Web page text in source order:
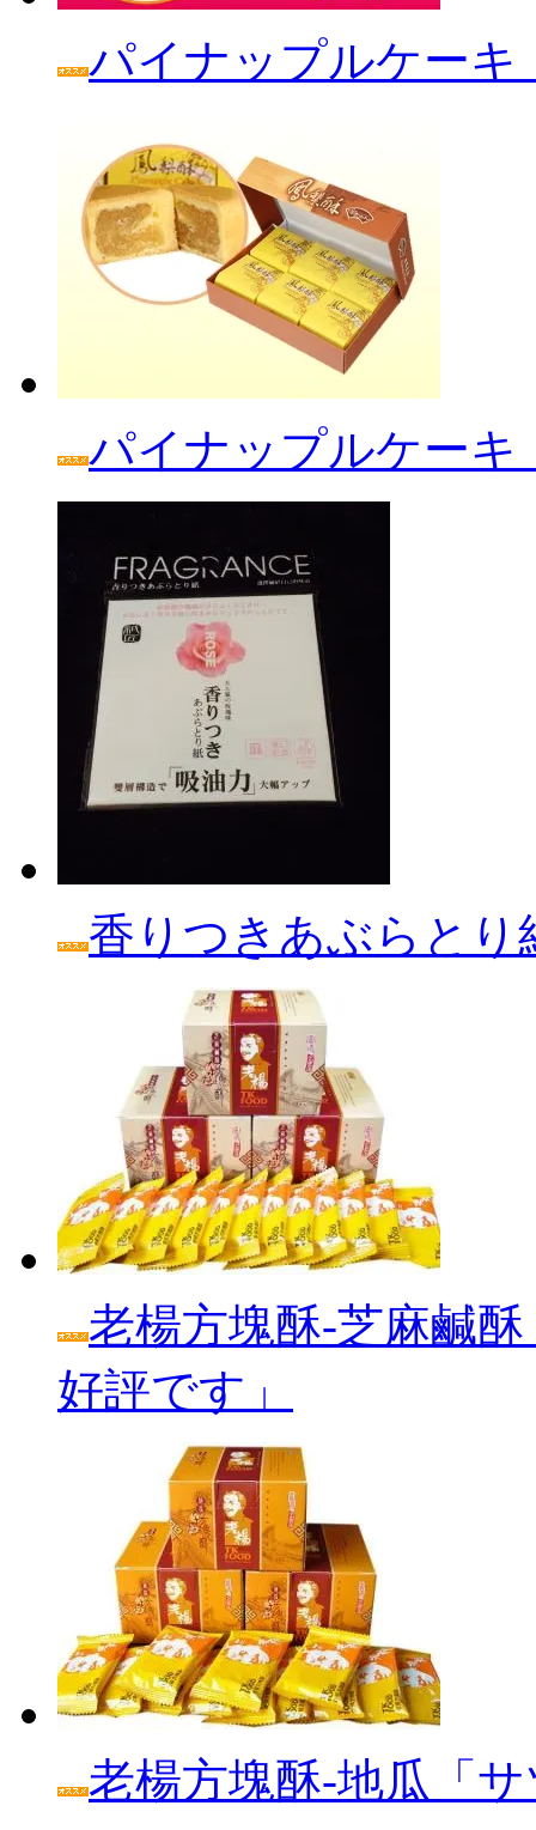
パイナップルケーキ
パイナップルケーキ
香りつきあぶらとり
老楊方塊酥‐芝麻鹹
好評です」
老楊方塊酥‐地瓜「